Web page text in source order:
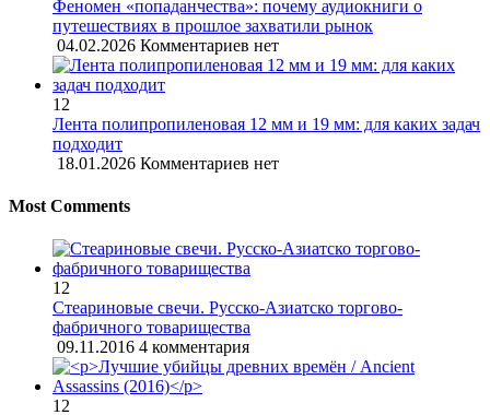
Феномен «попаданчества»: почему аудиокниги о
путешествиях в прошлое захватили рынок
04.02.2026 Комментариев нет
12
Лента полипропиленовая 12 мм и 19 мм: для каких задач
подходит
18.01.2026 Комментариев нет
Most Comments
12
Стеариновые свечи. Русско-Азиатско торгово-
фабричного товарищества
09.11.2016 4 комментария
12